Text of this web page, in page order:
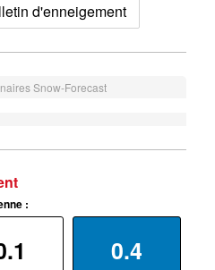
d'enneigement
Snow-Forecast
:
0.4